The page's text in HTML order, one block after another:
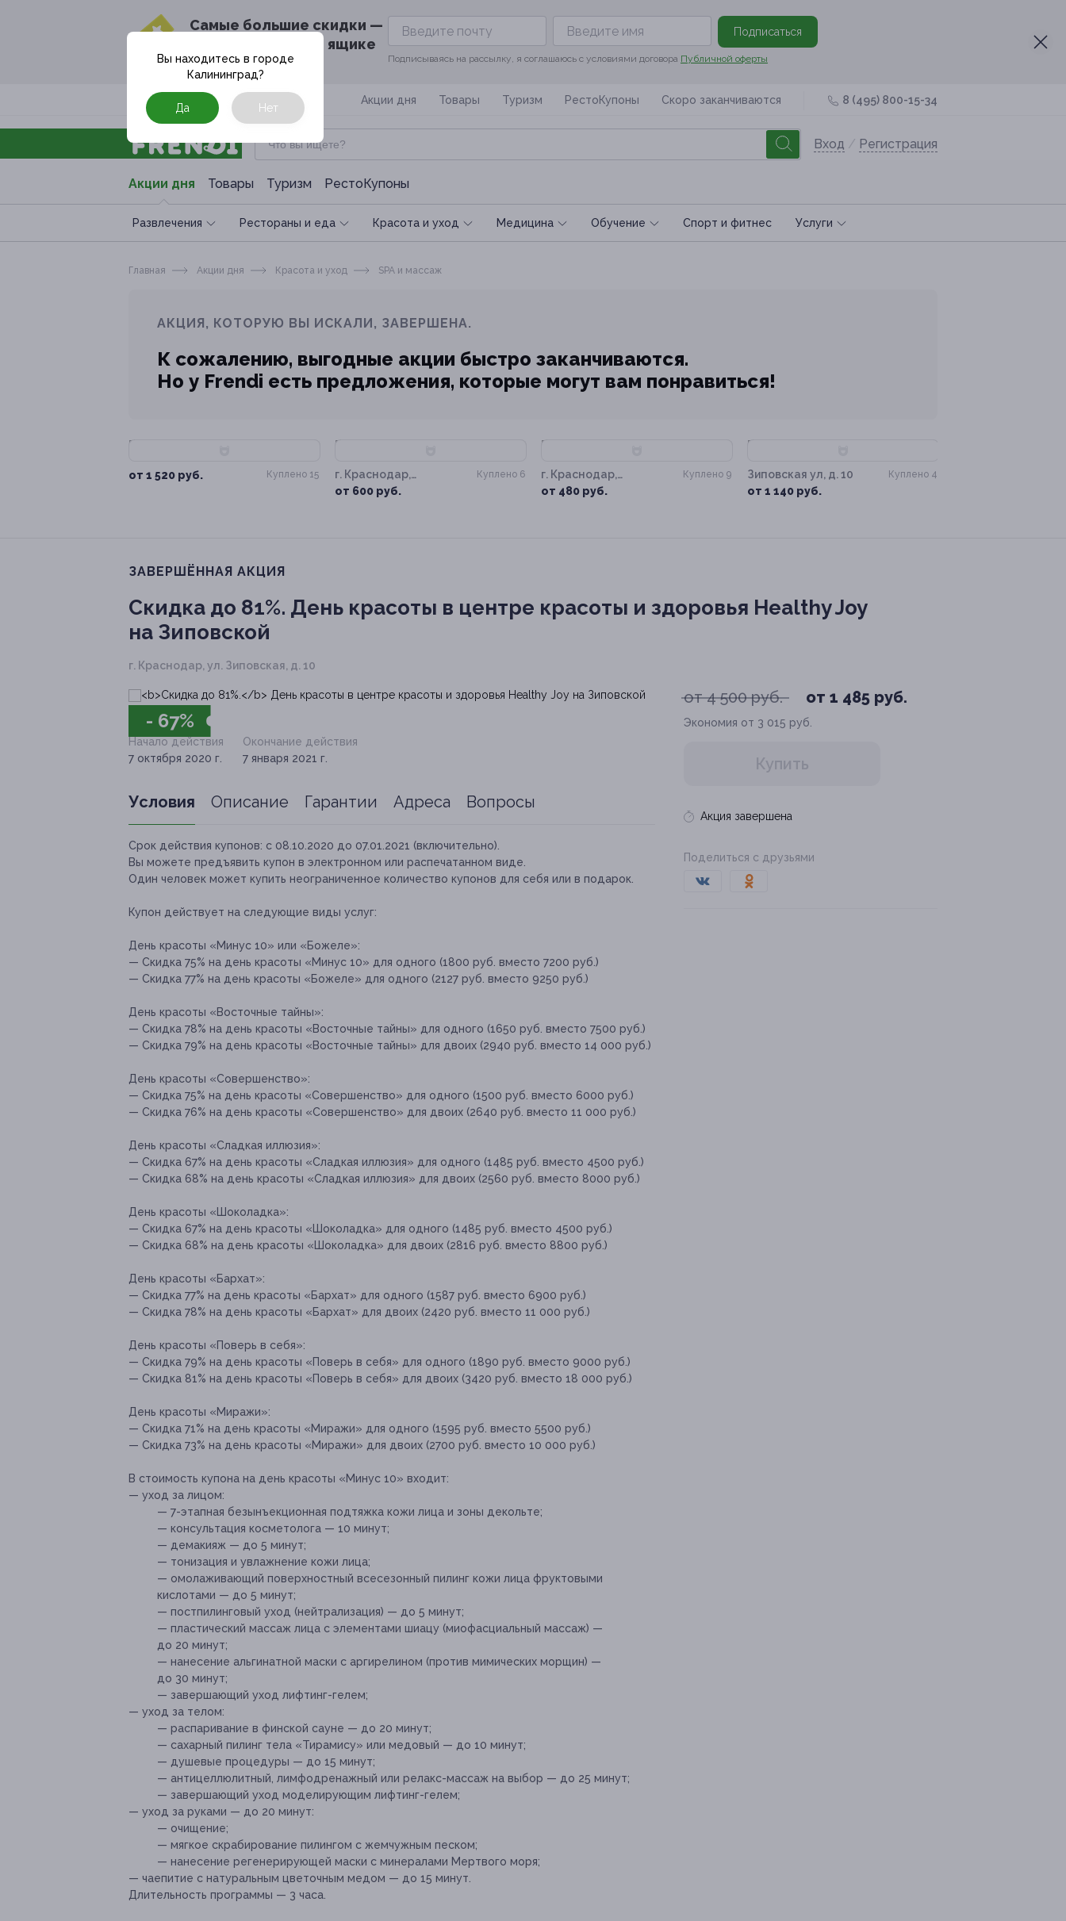
Cамые большие скидки —
в твоём почтовом ящике
Подписаться
Подписываясь на рассылку, я соглашаюсь с условиями договора Публичной оферты
Москва Акции дня Товары Туризм РестоКупоны Скоро заканчиваются 8 (495) 800-15-34
Вход / Регистрация
Акции дня Товары Туризм РестоКупоны
Развлечения Рестораны и еда Красота и уход Медицина Обучение Спoрт и фитнес Услуги
Вы находитесь в городе
Калининград?
Да Нет
Главная Акции дня Красота и уход SPA и массаж
АКЦИЯ, КОТОРУЮ ВЫ ИСКАЛИ, ЗАВЕРШЕНА.
К сожалению, выгодные акции быстро заканчиваются.
Но у Frendi есть предложения, которые могут вам понравиться!
от 1 520 руб. Куплено 15
г. Краснодар,
Зиповская ул, д. 10
от 600 руб.
Куплено 6
г. Краснодар,
Зиповская ул, д. 10
от 480 руб.
Куплено 9
Зиповская ул, д. 10
от 1 140 руб.
Куплено 4
ЗАВЕРШЁННАЯ АКЦИЯ
Скидка до 81%. День красоты в центре красоты и здоровья Healthy Joy
на Зиповской
г. Краснодар, ул. Зиповская, д. 10
- 67%
от 4 500 руб. от 1 485 руб.
Экономия от 3 015 руб.
Купить
Акция завершена
Поделиться с друзьями
Начало действия
7 октября 2020 г.
Окончание действия
7 января 2021 г.
Условия Описание Гарантии Адреса Вопросы
Срок действия купонов: с 08.10.2020 до 07.01.2021 (включительно).
Вы можете предъявить купон в электронном или распечатанном виде.
Один человек может купить неограниченное количество купонов для себя или в подарок.
Купон действует на следующие виды услуг:
День красоты «Минус 10» или «Божеле»:
— Скидка 75% на день красоты «Минус 10» для одного (1800 руб. вместо 7200 руб.)
— Скидка 77% на день красоты «Божеле» для одного (2127 руб. вместо 9250 руб.)
День красоты «Восточные тайны»:
— Скидка 78% на день красоты «Восточные тайны» для одного (1650 руб. вместо 7500 руб.)
— Скидка 79% на день красоты «Восточные тайны» для двоих (2940 руб. вместо 14 000 руб.)
День красоты «Совершенство»:
— Скидка 75% на день красоты «Совершенство» для одного (1500 руб. вместо 6000 руб.)
— Скидка 76% на день красоты «Совершенство» для двоих (2640 руб. вместо 11 000 руб.)
День красоты «Сладкая иллюзия»:
— Скидка 67% на день красоты «Сладкая иллюзия» для одного (1485 руб. вместо 4500 руб.)
— Скидка 68% на день красоты «Сладкая иллюзия» для двоих (2560 руб. вместо 8000 руб.)
День красоты «Шоколадка»:
— Скидка 67% на день красоты «Шоколадка» для одного (1485 руб. вместо 4500 руб.)
— Скидка 68% на день красоты «Шоколадка» для двоих (2816 руб. вместо 8800 руб.)
День красоты «Бархат»:
— Скидка 77% на день красоты «Бархат» для одного (1587 руб. вместо 6900 руб.)
— Скидка 78% на день красоты «Бархат» для двоих (2420 руб. вместо 11 000 руб.)
День красоты «Поверь в себя»:
— Скидка 79% на день красоты «Поверь в себя» для одного (1890 руб. вместо 9000 руб.)
— Скидка 81% на день красоты «Поверь в себя» для двоих (3420 руб. вместо 18 000 руб.)
День красоты «Миражи»:
— Скидка 71% на день красоты «Миражи» для одного (1595 руб. вместо 5500 руб.)
— Скидка 73% на день красоты «Миражи» для двоих (2700 руб. вместо 10 000 руб.)
В стоимость купона на день красоты «Минус 10» входит:
— уход за лицом:
— 7-этапная безынъекционная подтяжка кожи лица и зоны декольте;
— консультация косметолога — 10 минут;
— демакияж — до 5 минут;
— тонизация и увлажнение кожи лица;
— омолаживающий поверхностный всесезонный пилинг кожи лица фруктовыми
кислотами — до 5 минут;
— постпилинговый уход (нейтрализация) — до 5 минут;
— пластический массаж лица с элементами шиацу (миофасциальный массаж) —
до 20 минут;
— нанесение альгинатной маски с аргирелином (против мимических морщин) —
до 30 минут;
— завершающий уход лифтинг-гелем;
— уход за телом:
— распаривание в финской сауне — до 20 минут;
— сахарный пилинг тела «Тирамису» или медовый — до 10 минут;
— душевые процедуры — до 15 минут;
— антицеллюлитный, лимфодренажный или релакс-массаж на выбор — до 25 минут;
— завершающий уход моделирующим лифтинг-гелем;
— уход за руками — до 20 минут:
— очищение;
— мягкое скрабирование пилингом с жемчужным песком;
— нанесение регенерирующей маски с минералами Мертвого моря;
— чаепитие с натуральным цветочным медом — до 15 минут.
Длительность программы — 3 часа.